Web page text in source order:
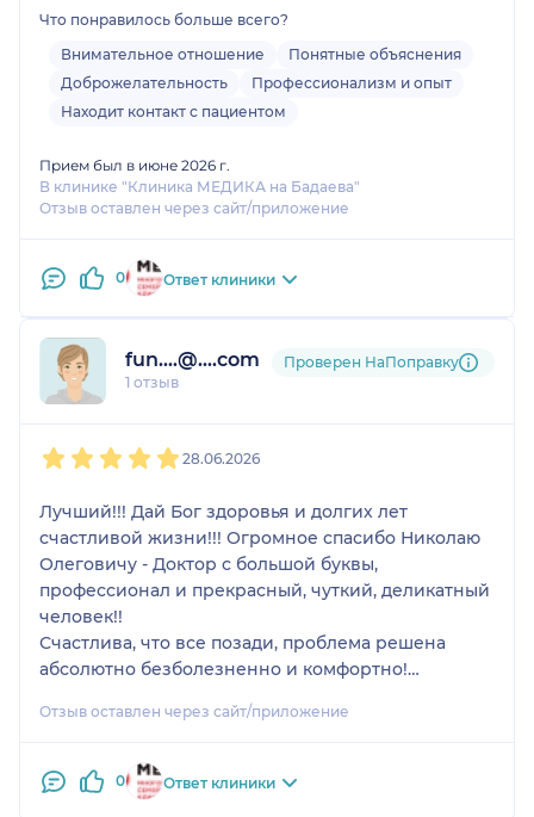
заболеваниями. Могу смело рекомендовать
данного врача
Что понравилось больше всего?
Внимательное отношение
Понятные объяснения
Доброжелательность
Профессионализм и опыт
Находит контакт с пациентом
Прием был в июне 2026 г.
В клинике "Клиника МЕДИКА на Бадаева"
Отзыв оставлен через сайт/приложение
0 Ответ клиники
fun....@....com
1 отзыв
Проверен НаПоправку
28.06.2026
Лучший!!! Дай Бог здоровья и долгих лет
счастливой жизни!!! Огромное спасибо Николаю
Олеговичу - Доктор с большой буквы,
профессионал и прекрасный, чуткий, деликатный
человек!!
Счастлива, что все позади, проблема решена
абсолютно безболезненно и комфортно!
осмотры- только к нему!!! 💯 доверие !!!
Отзыв оставлен через сайт/приложение
0 Ответ клиники